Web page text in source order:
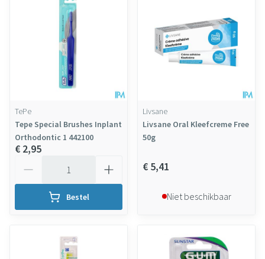
TePe
Tepe Special Brushes Inplant
Orthodontic 1 442100
€ 2,95
Bestel
Livsane
Livsane Oral Kleefcreme Free
50g
€ 5,41
Niet beschikbaar